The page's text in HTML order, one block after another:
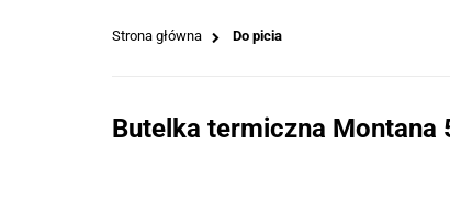
Strona główna Do picia
Butelka termiczna Montana